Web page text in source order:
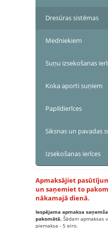
Dresūras sistēmas
Medniekiem
Suņu izsekošanas
Koka aporti suņiem
Papildierīces
Siksnas un pavadas
Izsekošanas ierīces
Apmaksājiet
un saņemiet to
nākamajā dienā.
Iespējama apmaksa
pakomātā. Šādam apmaksas
piemaksa - 5 eiro.